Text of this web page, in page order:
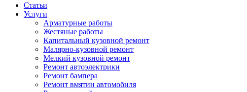
Статьи
Услуги
Арматурные работы
Жестяные работы
Капитальный кузовной ремонт
Малярно-кузовной ремонт
Мелкий кузовной ремонт
Ремонт автоэлектрики
Ремонт бампера
Ремонт вмятин автомобиля